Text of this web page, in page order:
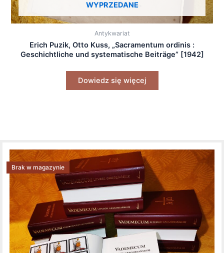
WYPRZEDANE
Antykwariat
Erich Puzik, Otto Kuss, „Sacramentum ordinis :
Geschichtliche und systematische Beiträge” [1942]
Dowiedz się więcej
Brak w magazynie